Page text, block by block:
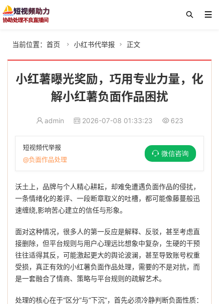
当前位置： 首页  小红书代举报  正文
小红薯曝光奖励，巧用专业力量，化
解小红薯负面作品困扰
admin 2026-07-08 01:33:23 623
短视频代举报
@负面作品处理
微信咨询
沃土上，品牌与个人精心耕耘，却难免遭遇负面作品的侵扰，
一条情绪化的差评、一段断章取义的吐槽，都可能像藤蔓般迅
速缠绕,影响苦心建立的信任与形象。
面对这种情况，很多人的第一反应是解释、反驳，甚至考虑直
接删除，但平台规则与用户心理远比想象中复杂，生硬的干预
往往适得其反，可能激起更大的舆论波澜，甚至导致账号权重
受损，真正有效的小红薯负面作品处理，需要的不是对抗，而
是一套融合了情商、策略与平台规则的疏解艺术。
处理的核心在于“区分”与“下沉”，首先必须冷静判断负面性质：